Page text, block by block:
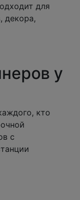
для
декора,
у
кто
с